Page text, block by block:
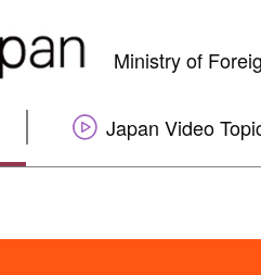
Ministry of
Japan Video